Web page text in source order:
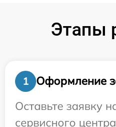
Этапы
1
Оформление
Оставьте заявку
сервисного